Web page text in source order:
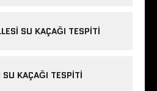
SU KAÇAĞI TESPITI
SU KAÇAĞI TESPITI